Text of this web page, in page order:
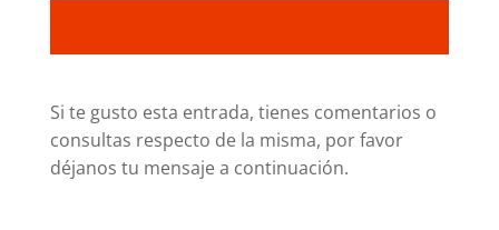
Si te gusto esta entrada, tienes comentarios o
consultas respecto de la misma, por favor
déjanos tu mensaje a continuación.